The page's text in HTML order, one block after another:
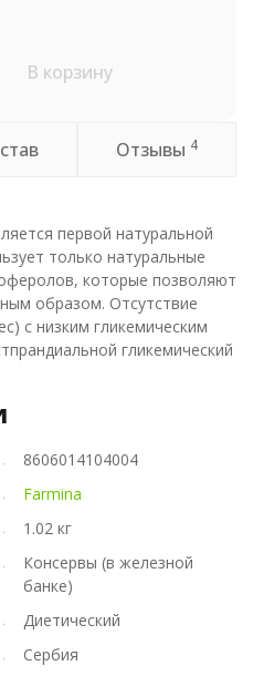
В корзину
Отзывы 4
первой натуральной
только натуральные
которые позволяют
образом. Отсутствие
с низким гликемическим
гликемический
8606014104004
Farmina
1.02 кг
Консервы (в железной
банке)
Диетический
Сербия